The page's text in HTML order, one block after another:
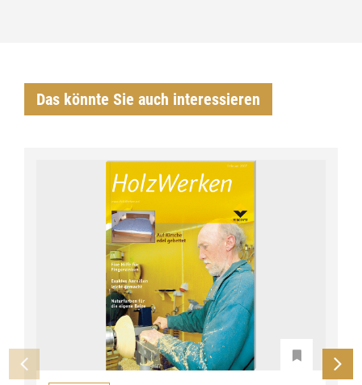
Das könnte Sie auch interessieren